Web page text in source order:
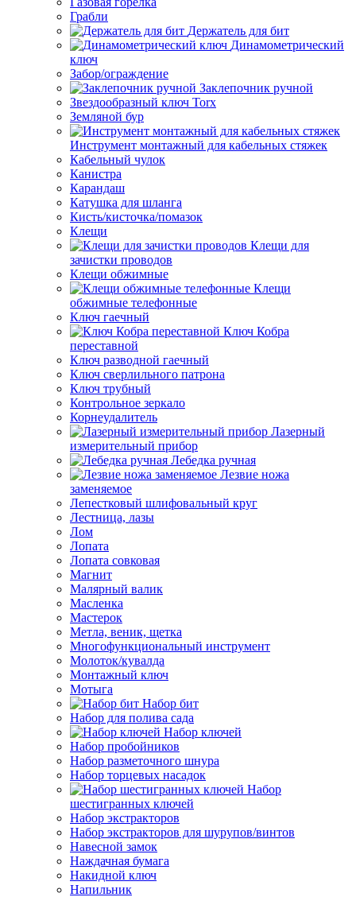
Грабли
Держатель для бит
Динамометрический
ключ
Забор/ограждение
Заклепочник ручной
Звездообразный ключ Torx
Земляной бур
Инструмент монтажный для кабельных стяжек
Кабельный чулок
Канистра
Карандаш
Катушка для шланга
Кисть/кисточка/помазок
Клещи
Клещи для
зачистки проводов
Клещи обжимные
Клещи
обжимные телефонные
Ключ гаечный
Ключ Кобра
переставной
Ключ разводной гаечный
Ключ сверлильного патрона
Ключ трубный
Контрольное зеркало
Корнеудалитель
Лазерный
измерительный прибор
Лебедка ручная
Лезвие ножа
заменяемое
Лепестковый шлифовальный круг
Лестница, лазы
Лом
Лопата
Лопата совковая
Магнит
Малярный валик
Масленка
Мастерок
Метла, веник, щетка
Многофункциональный инструмент
Молоток/кувалда
Монтажный ключ
Мотыга
Набор бит
Набор для полива сада
Набор ключей
Набор пробойников
Набор разметочного шнура
Набор торцевых насадок
Набор
шестигранных ключей
Набор экстракторов
Набор экстракторов для шурупов/винтов
Навесной замок
Наждачная бумага
Накидной ключ
Напильник